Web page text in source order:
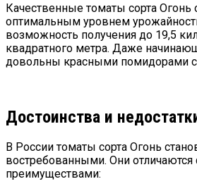
Качественные томаты сорта Огонь
оптимальным уровнем
возможность получения до 19,5
квадратного метра. Даже
довольны красными помидорами
Достоинства и
В России томаты сорта Огонь
востребованными. Они
преимуществами: